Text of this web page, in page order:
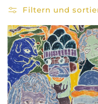
Filtern und